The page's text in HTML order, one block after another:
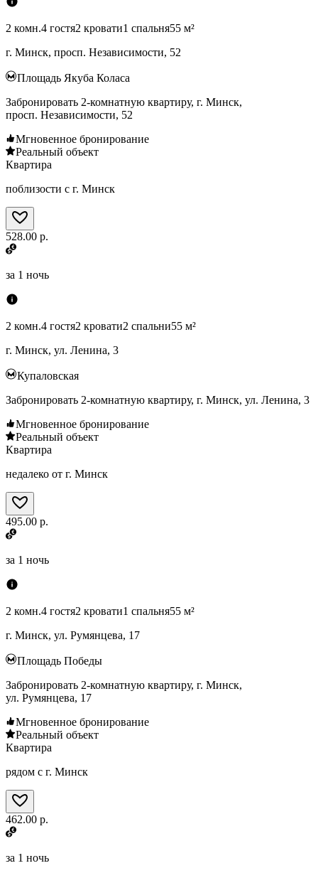
2 комн.4 гостя2 кровати1 спальня55 м²
г. Минск, просп. Независимости, 52
Площадь Якуба Коласа
Забронировать 2-комнатную квартиру, г. Минск,
просп. Независимости, 52
Мгновенное бронирование
Реальный объект
Квартира
поблизости с г. Минск
528.00 р.
за 1 ночь
2 комн.4 гостя2 кровати2 спальни55 м²
г. Минск, ул. Ленина, 3
Купаловская
Забронировать 2-комнатную квартиру, г. Минск, ул. Ленина, 3
Мгновенное бронирование
Реальный объект
Квартира
недалеко от г. Минск
495.00 р.
за 1 ночь
2 комн.4 гостя2 кровати1 спальня55 м²
г. Минск, ул. Румянцева, 17
Площадь Победы
Забронировать 2-комнатную квартиру, г. Минск,
ул. Румянцева, 17
Мгновенное бронирование
Реальный объект
Квартира
рядом с г. Минск
462.00 р.
за 1 ночь